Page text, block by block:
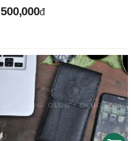
500,000đ